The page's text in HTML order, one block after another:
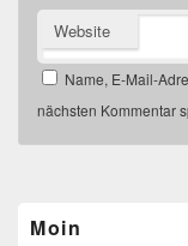
Website
Name, E-Mail-
nächsten Kommentar
Widgetbereich
Moin